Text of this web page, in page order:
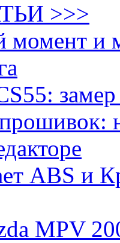
>>>
момент и
ABS и
MPV